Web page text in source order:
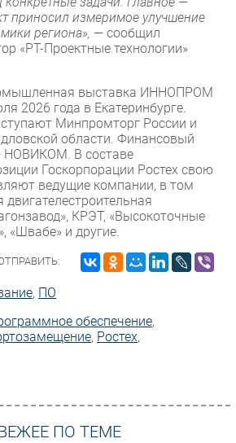
приносил измеримое улучшение
региона», — сообщил
«РТ-Проектные технологии»
выставка ИННОПРОМ
2026 года в Екатеринбурге.
Минпромторг России и
области. Финансовый
НОВИКОМ. В составе
Госкорпорации Ростех свою
ведущие компании, в том
КРЭТ, «Высокоточные
«Швабе» и другие.
, ПО
обеспечение,
, Ростех,
ПО ТЕМЕ